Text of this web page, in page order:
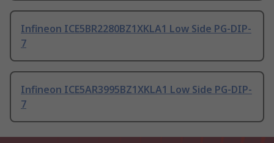
Infineon ICE5BR2280BZ1XKLA1 Low Side PG-DIP-
7
Infineon ICE5AR3995BZ1XKLA1 Low Side PG-DIP-
7